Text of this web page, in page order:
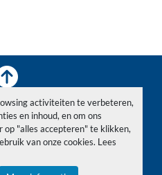
activiteiten te verbeteren,
en inhoud, en om ons
"alles accepteren" te klikken,
van onze cookies. Lees
beheren
Over ons
Contact
Policy